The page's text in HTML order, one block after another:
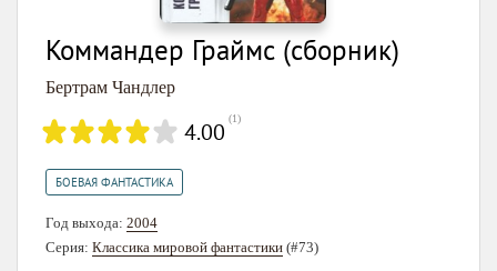
Коммандер Граймс (сборник)
Бертрам Чандлер
4.00 (1)
БОЕВАЯ ФАНТАСТИКА
Год выхода: 2004
Серия: Классика мировой фантастики (#73)